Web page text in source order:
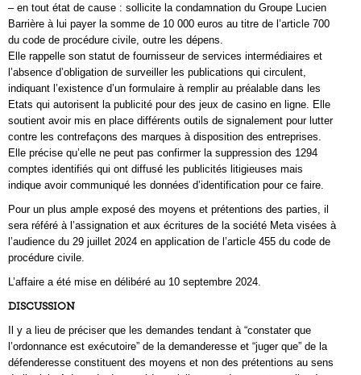
– en tout état de cause : sollicite la condamnation du Groupe Lucien
Barrière à lui payer la somme de 10 000 euros au titre de l’article 700
du code de procédure civile, outre les dépens.
Elle rappelle son statut de fournisseur de services intermédiaires et
l’absence d’obligation de surveiller les publications qui circulent,
indiquant l’existence d’un formulaire à remplir au préalable dans les
Etats qui autorisent la publicité pour des jeux de casino en ligne. Elle
soutient avoir mis en place différents outils de signalement pour lutter
contre les contrefaçons des marques à disposition des entreprises.
Elle précise qu’elle ne peut pas confirmer la suppression des 1294
comptes identifiés qui ont diffusé les publicités litigieuses mais
indique avoir communiqué les données d’identification pour ce faire.
Pour un plus ample exposé des moyens et prétentions des parties, il
sera référé à l’assignation et aux écritures de la société Meta visées à
l’audience du 29 juillet 2024 en application de l’article 455 du code de
procédure civile.
L’affaire a été mise en délibéré au 10 septembre 2024.
DISCUSSION
Il y a lieu de préciser que les demandes tendant à “constater que
l’ordonnance est exécutoire” de la demanderesse et “juger que” de la
défenderesse constituent des moyens et non des prétentions au sens